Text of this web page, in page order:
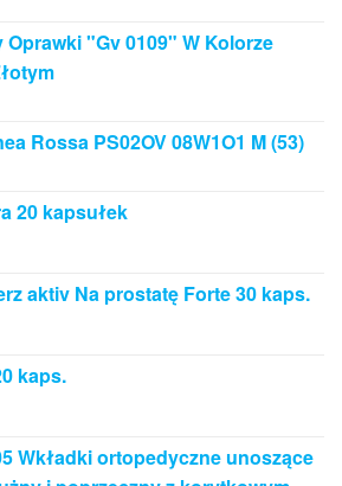
Oprawki "Gv 0109" W Kolorze
Rossa PS02OV 08W1O1 M (53)
20 kapsułek
aktiv Na prostatę Forte 30 kaps.
kaps.
Wkładki ortopedyczne unoszące